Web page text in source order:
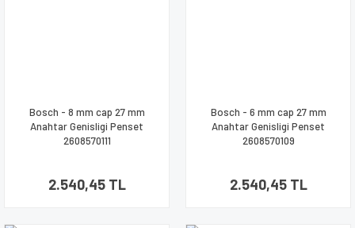
Bosch - 8 mm cap 27 mm
Anahtar Genisligi Penset
2608570111
2.540,45 TL
Bosch - 6 mm cap 27 mm
Anahtar Genisligi Penset
2608570109
2.540,45 TL